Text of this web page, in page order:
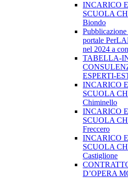
INCARICO
SCUOLA
Biondo
portale
nel 2024 a
TABELLA-
ESPERTI-
INCARICO
SCUOLA
Chiminello
INCARICO
SCUOLA
Freccero
INCARICO
SCUOLA
Castiglione
D’OPERA